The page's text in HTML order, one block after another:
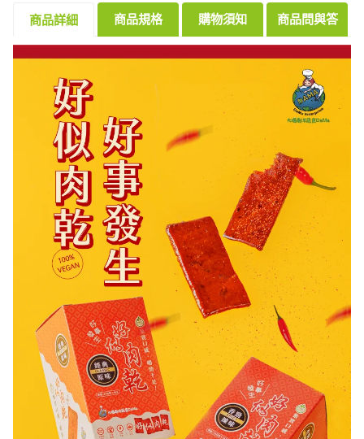
商品詳細 商品規格 購物須知 商品問與答